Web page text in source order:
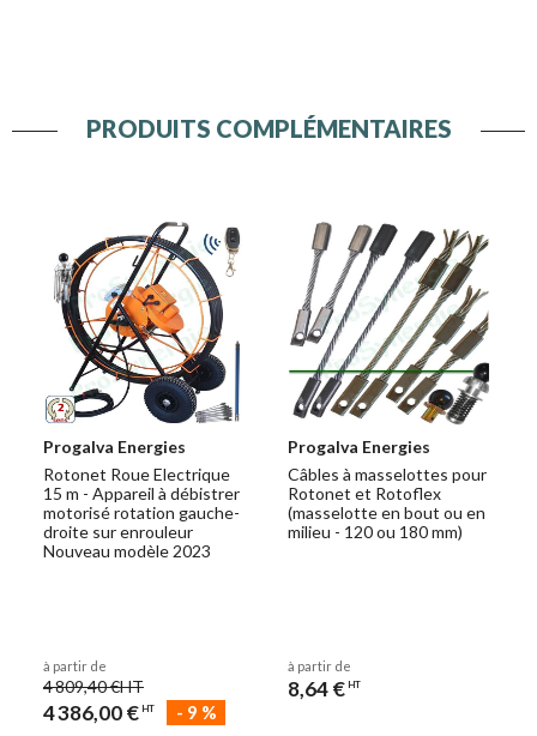
PRODUITS COMPLÉMENTAIRES
Progalva Energies
Rotonet Roue Electrique
15 m - Appareil à débistrer
motorisé rotation gauche-
droite sur enrouleur
Nouveau modèle 2023
à partir de
4 809,40 €HT
4 386,00 € HT - 9 %
Progalva Energies
Câbles à masselottes pour
Rotonet et Rotoflex
(masselotte en bout ou en
milieu - 120 ou 180 mm)
à partir de
8,64 € HT